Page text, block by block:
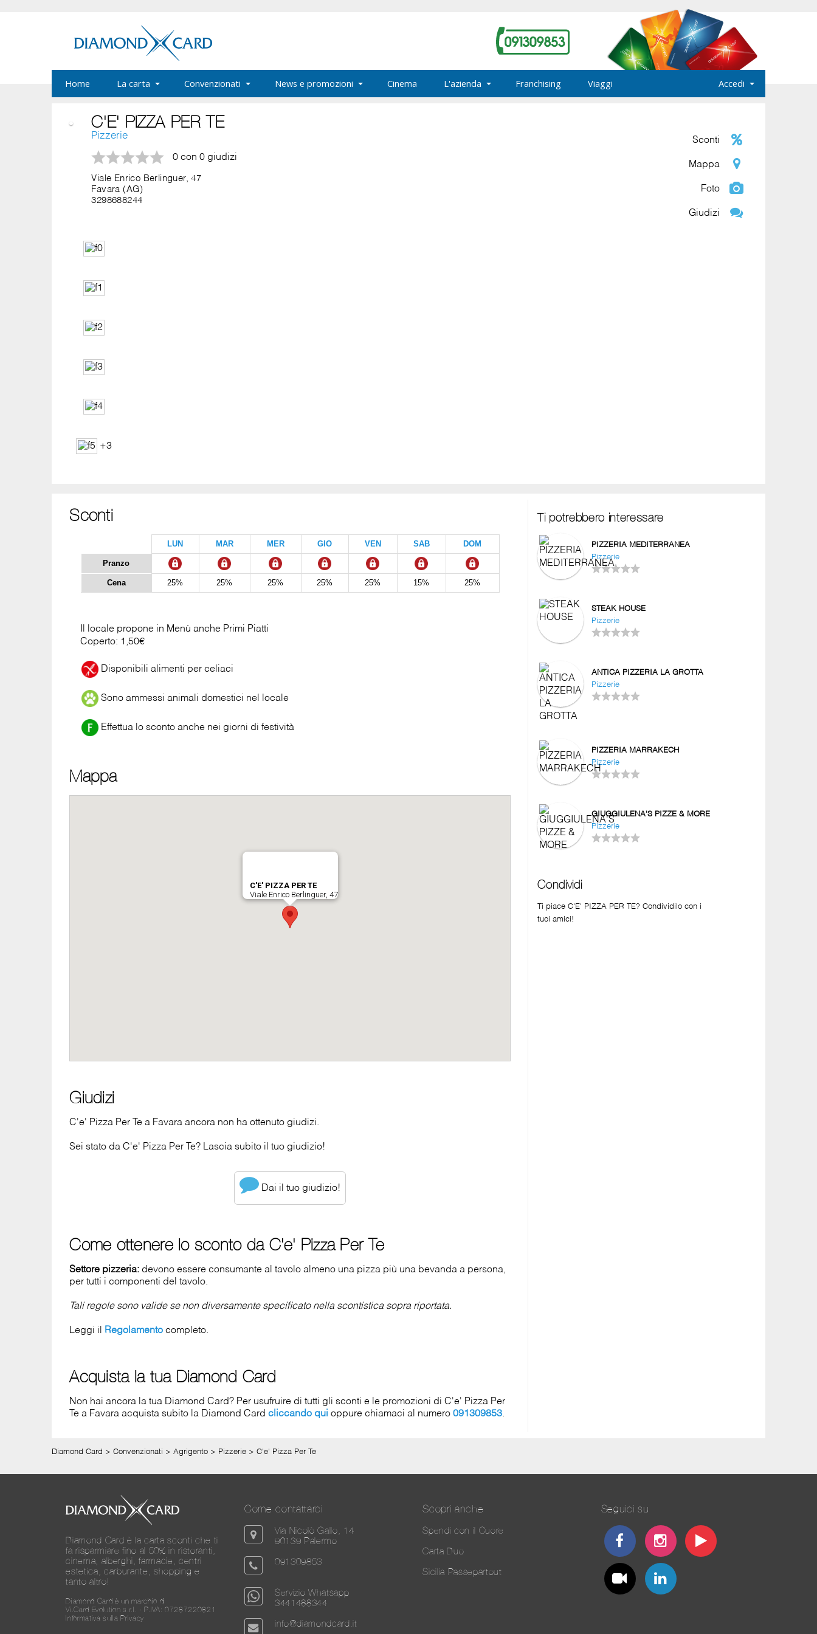
Home La carta Convenzionati News e promozioni Cinema L'azienda Franchising Viaggi Accedi
C'E' PIZZA PER TE
Pizzerie
0 con 0 giudizi
Viale Enrico Berlinguer, 47
Favara (AG)
3298688244
+3
Sconti
Mappa
Foto
Giudizi
Sconti
LUN MAR MER GIO VEN SAB DOM
Pranzo
Cena 25% 25% 25% 25% 25% 15% 25%
Il locale propone in Menù anche Primi Piatti
Coperto: 1,50€
Disponibili alimenti per celiaci
Sono ammessi animali domestici nel locale
Effettua lo sconto anche nei giorni di festività
Mappa
Giudizi
C'e' Pizza Per Te a Favara ancora non ha ottenuto giudizi.
Sei stato da C'e' Pizza Per Te? Lascia subito il tuo giudizio!
Dai il tuo giudizio!
Come ottenere lo sconto da C'e' Pizza Per Te
Settore pizzeria: devono essere consumante al tavolo almeno una pizza più una bevanda a persona,
per tutti i componenti del tavolo.
Tali regole sono valide se non diversamente specificato nella scontistica sopra riportata.
Leggi il Regolamento completo.
Acquista la tua Diamond Card
Non hai ancora la tua Diamond Card? Per usufruire di tutti gli sconti e le promozioni di C'e' Pizza Per
Te a Favara acquista subito la Diamond Cardcliccando qui oppure chiamaci al numero091309853.
Ti potrebbero interessare
PIZZERIA MEDITERRANEA
Pizzerie
STEAK HOUSE
Pizzerie
ANTICA PIZZERIA LA GROTTA
Pizzerie
PIZZERIA MARRAKECH
Pizzerie
GIUGGIULENA'S PIZZE & MORE
Pizzerie
Condividi
Ti piace C'E' PIZZA PER TE? Condividilo con i
tuoi amici!
Diamond Card > Convenzionati > Agrigento > Pizzerie > C'e' Pizza Per Te
Diamond Card è la carta sconti che ti
fa risparmiare fino al 50% in ristoranti,
cinema, alberghi, farmacie, centri
estetica, carburante, shopping e
tanto altro!
Diamond Card è un marchio di
Vi.Card Evolution s.r.l. - P.IVA: 07287220821
Informativa sulla Privacy
Come contattarci
Via Nicolò Gallo, 14
90139 Palermo
091309853
Servizio Whatsapp
3441488344
info@diamondcard.it
Scopri anche
Spendi con il Cuore
Carta Duo
Sicilia Passepartout
Seguici su